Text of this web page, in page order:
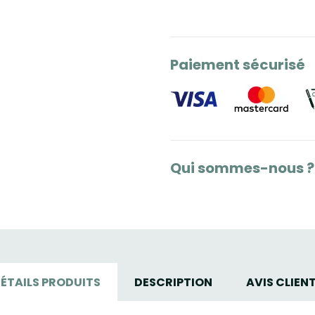
Paiement sécurisé
Qui sommes-nous ?
PRODUITS DESCRIPTION AVIS